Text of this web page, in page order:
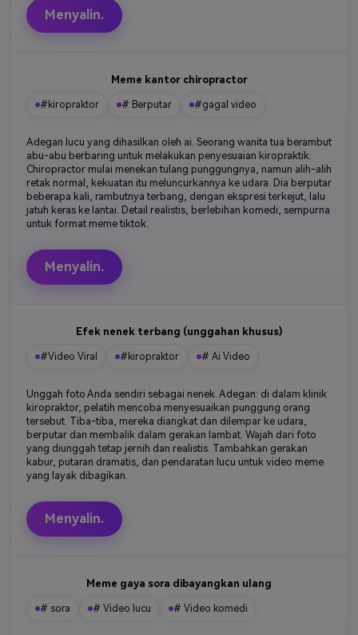
Menyalin.
Meme kantor chiropractor
#kiropraktor # Berputar #gagal video
Adegan lucu yang dihasilkan oleh ai. Seorang wanita tua berambut
abu-abu berbaring untuk melakukan penyesuaian kiropraktik.
Chiropractor mulai menekan tulang punggungnya, namun alih-alih
retak normal, kekuatan itu meluncurkannya ke udara. Dia berputar
beberapa kali, rambutnya terbang, dengan ekspresi terkejut, lalu
jatuh keras ke lantai. Detail realistis, berlebihan komedi, sempurna
untuk format meme tiktok.
Menyalin.
Efek nenek terbang (unggahan khusus)
#Video Viral #kiropraktor # Ai Video
Unggah foto Anda sendiri sebagai nenek. Adegan: di dalam klinik
kiropraktor, pelatih mencoba menyesuaikan punggung orang
tersebut. Tiba-tiba, mereka diangkat dan dilempar ke udara,
berputar dan membalik dalam gerakan lambat. Wajah dari foto
yang diunggah tetap jernih dan realistis. Tambahkan gerakan
kabur, putaran dramatis, dan pendaratan lucu untuk video meme
yang layak dibagikan.
Menyalin.
Meme gaya sora dibayangkan ulang
# sora # Video lucu # Video komedi